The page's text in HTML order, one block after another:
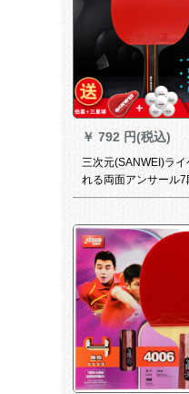
￥ 792 円(税込)
三次元(SANWEI)ライ
れる両面アンサール7
きセストT 610(アン